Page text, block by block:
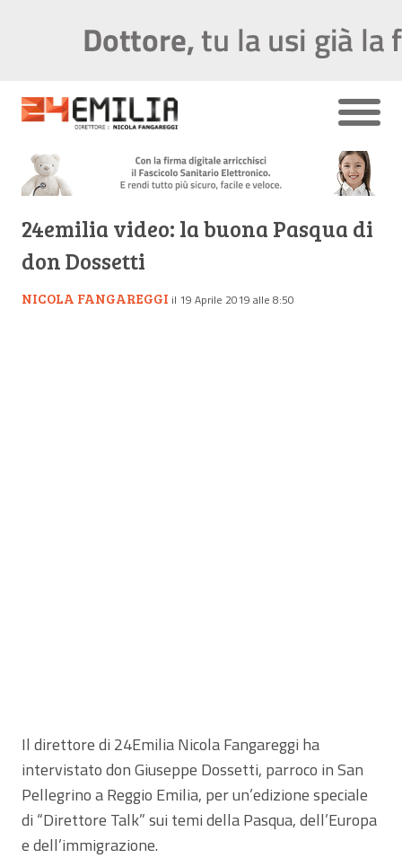
24emilia video: la buona Pasqua di
don Dossetti
NICOLA FANGAREGGI il 19 Aprile 2019 alle 8:50
Il direttore di 24Emilia Nicola Fangareggi ha
intervistato don Giuseppe Dossetti, parroco in San
Pellegrino a Reggio Emilia, per un’edizione speciale
di “Direttore Talk” sui temi della Pasqua, dell’Europa
e dell’immigrazione.